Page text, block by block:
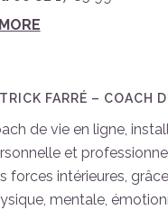
MORE
FARRÉ – COACH
de vie en ligne,
et
forces intérieures,
mentale,